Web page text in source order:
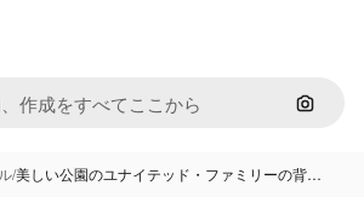
画像で
/美しい公園のユナイテッド・ファミリーの背…